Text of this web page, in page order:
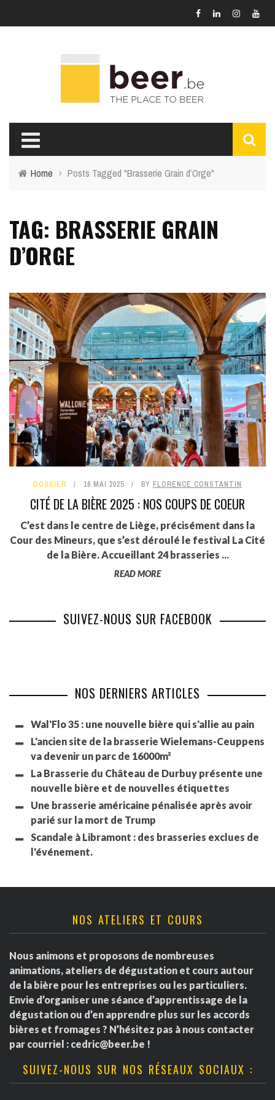
Home › Posts Tagged "Brasserie Grain d’Orge"
TAG: BRASSERIE GRAIN
D’ORGE
DOSSIER 16 MAI 2025 BY FLORENCE CONSTANTIN
CITÉ DE LA BIÈRE 2025 : NOS COUPS DE COEUR
C’est dans le centre de Liège, précisément dans la
Cour des Mineurs, que s’est déroulé le festival La Cité
de la Bière. Accueillant 24 brasseries ...
READ MORE
SUIVEZ-NOUS SUR FACEBOOK
NOS DERNIERS ARTICLES
Wal'Flo 35 : une nouvelle bière qui s'allie au pain
L'ancien site de la brasserie Wielemans-Ceuppens
va devenir un parc de 16000m²
La Brasserie du Château de Durbuy présente une
nouvelle bière et de nouvelles étiquettes
Une brasserie américaine pénalisée après avoir
parié sur la mort de Trump
Scandale à Libramont : des brasseries exclues de
l'événement.
NOS ATELIERS ET COURS
Nous animons et proposons de nombreuses
animations, ateliers de dégustation et cours autour
de la bière pour les entreprises ou les particuliers.
Envie d’organiser une séance d’apprentissage de la
dégustation ou d’en apprendre plus sur les accords
bières et fromages ? N’hésitez pas à nous contacter
par courriel : cedric@beer.be !
SUIVEZ-NOUS SUR NOS RÉSEAUX SOCIAUX :